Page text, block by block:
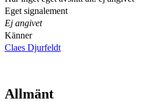
Eget signalement
Ej angivet
Känner
Claes Djurfeldt
Allmänt